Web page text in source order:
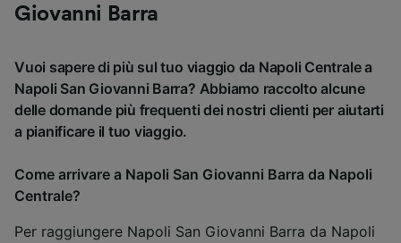
Giovanni Barra
Vuoi sapere di più sul tuo viaggio da Napoli Centrale a
Napoli San Giovanni Barra? Abbiamo raccolto alcune
delle domande più frequenti dei nostri clienti per aiutarti
a pianificare il tuo viaggio.
Come arrivare a Napoli San Giovanni Barra da Napoli
Centrale?
Per raggiungere Napoli San Giovanni Barra da Napoli